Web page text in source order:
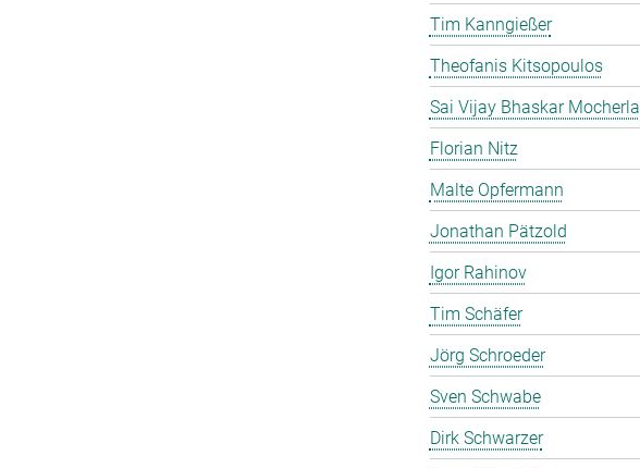
Tim Kanngießer
Theofanis Kitsopoulos
Sai Vijay Bhaskar Mocherla
Florian Nitz
Malte Opfermann
Jonathan Pätzold
Igor Rahinov
Tim Schäfer
Jörg Schroeder
Sven Schwabe
Dirk Schwarzer